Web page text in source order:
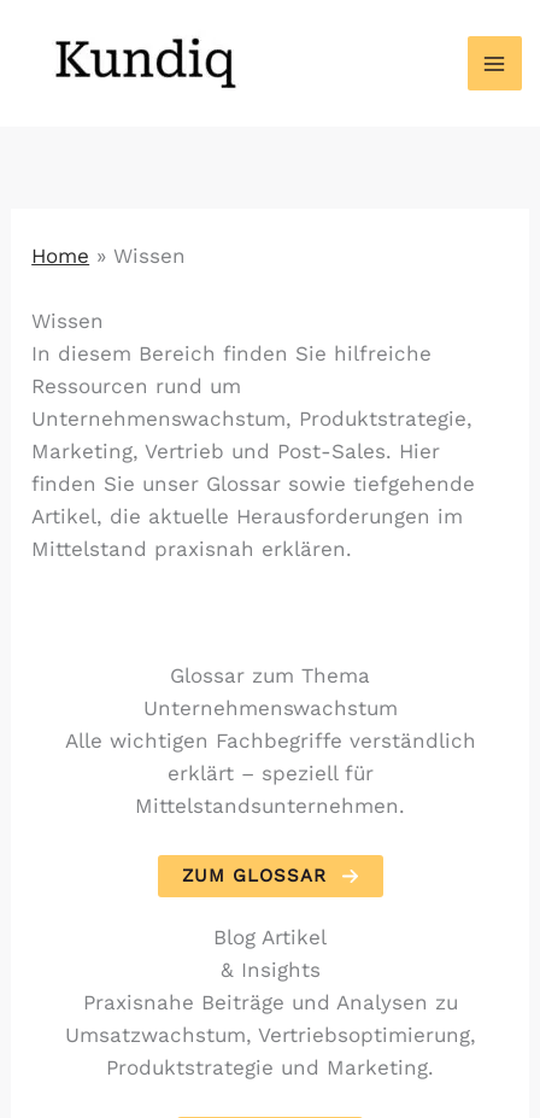
Inhalt
springen
Home » Wissen
Wissen
In diesem Bereich finden Sie hilfreiche
Ressourcen rund um
Unternehmenswachstum, Produktstrategie,
Marketing, Vertrieb und Post-Sales. Hier
finden Sie unser Glossar sowie tiefgehende
Artikel, die aktuelle Herausforderungen im
Mittelstand praxisnah erklären.
Glossar zum Thema
Unternehmenswachstum
Alle wichtigen Fachbegriffe verständlich
erklärt – speziell für
Mittelstandsunternehmen.
ZUM GLOSSAR
Blog Artikel
& Insights
Praxisnahe Beiträge und Analysen zu
Umsatzwachstum, Vertriebsoptimierung,
Produktstrategie und Marketing.